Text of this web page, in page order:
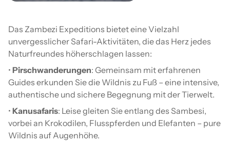
Das Zambezi Expeditions bietet eine Vielzahl
unvergesslicher Safari-Aktivitäten, die das Herz jedes
Naturfreundes höherschlagen lassen:
• Pirschwanderungen: Gemeinsam mit erfahrenen
Guides erkunden Sie die Wildnis zu Fuß – eine intensive,
authentische und sichere Begegnung mit der Tierwelt.
• Kanusafaris: Leise gleiten Sie entlang des Sambesi,
vorbei an Krokodilen, Flusspferden und Elefanten – pure
Wildnis auf Augenhöhe.